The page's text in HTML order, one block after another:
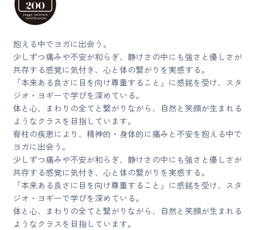
抱える中でヨガに出会う。
少しずつ痛みや不安が和らぎ、静けさの中にも強さと優しさが
共存する感覚に気付き、心と体の繋がりを実感する。
「本来ある良さに目を向け尊重すること」に感銘を受け、スタ
ジオ・ヨギーで学びを深めている。
体と心、まわりの全てと繋がりながら、自然と笑顔が生まれる
ようなクラスを目指しています。
脊柱の疾患により、精神的・身体的に痛みと不安を抱える中で
ヨガに出会う。
少しずつ痛みや不安が和らぎ、静けさの中にも強さと優しさが
共存する感覚に気付き、心と体の繋がりを実感する。
「本来ある良さに目を向け尊重すること」に感銘を受け、スタ
ジオ・ヨギーで学びを深めている。
体と心、まわりの全てと繋がりながら、自然と笑顔が生まれる
ようなクラスを目指しています。